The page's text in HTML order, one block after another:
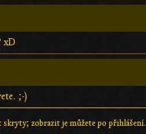
xD
;-)
skryty; zobrazit je můžete po přihlášení.